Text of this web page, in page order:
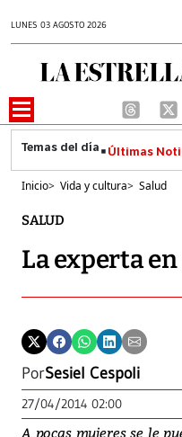
LUNES 03 AGOSTO 2026
Últimas
Inicio> Vida y cultura> Salud
SALUD
La experta
PorSesiel Cespoli
27/04/2014 02:00
A pocas mujeres se le